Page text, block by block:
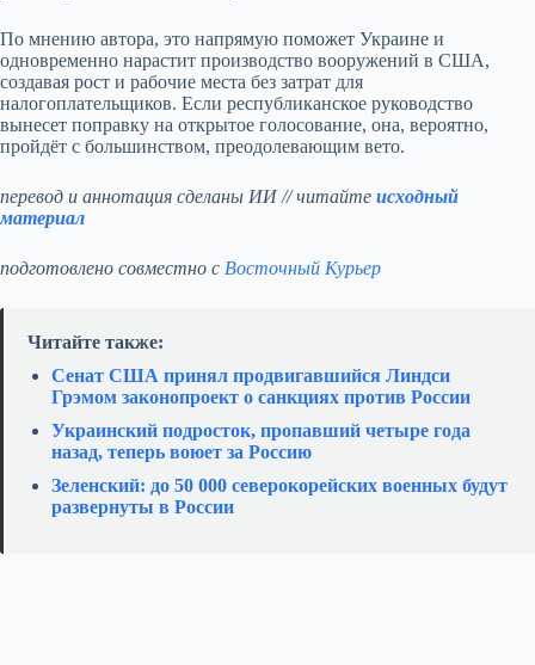
По мнению автора, это напрямую поможет Украине и
одновременно нарастит производство вооружений в США,
создавая рост и рабочие места без затрат для
налогоплательщиков. Если республиканское руководство
вынесет поправку на открытое голосование, она, вероятно,
пройдёт с большинством, преодолевающим вето.
перевод и аннотация сделаны ИИ // читайте исходный
материал
подготовлено совместно с Восточный Курьер
Читайте также:
Сенат США принял продвигавшийся Линдси
Грэмом законопроект о санкциях против России
Украинский подросток, пропавший четыре года
назад, теперь воюет за Россию
Зеленский: до 50 000 северокорейских военных будут
развернуты в России